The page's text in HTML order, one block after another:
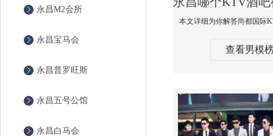
永昌M2会所
永昌宝马会
永昌普罗旺斯
永昌五号公馆
永昌白马会
查看男模